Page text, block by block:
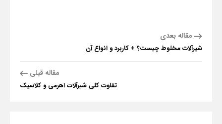
مقاله بعدی
شیرآلات مخلوط چیست؟ + کاربرد و انواع آن
مقاله قبلی
تفاوت کلی شیرآلات اهرمی و کلاسیک